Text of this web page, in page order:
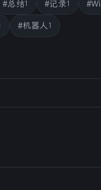
#总结1 #记录1
#机器人1